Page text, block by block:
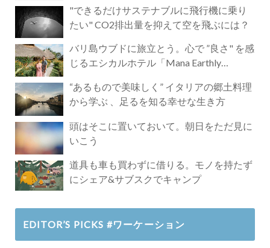
"できるだけサステナブルに飛行機に乗り
たい" CO2排出量を抑えて空を飛ぶには？
バリ島ウブドに旅立とう。心で ”良さ" を感
じるエシカルホテル「Mana Earthly
“あるもので美味しく” イタリアの郷土料理
から学ぶ 、足るを知る幸せな生き方
頭はそこに置いておいて。朝日をただ見に
いこう
道具も車も買わずに借りる。モノを持たず
にシェア&サブスクでキャンプ
EDITOR’S PICKS #ワーケーション